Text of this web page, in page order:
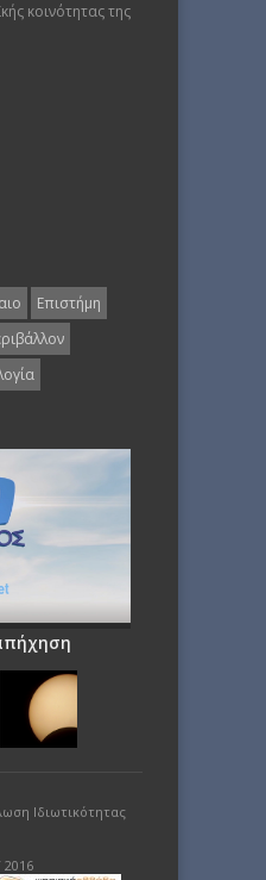
κοινότητας της
Επιστήμη
Ιδιωτικότητας
2016